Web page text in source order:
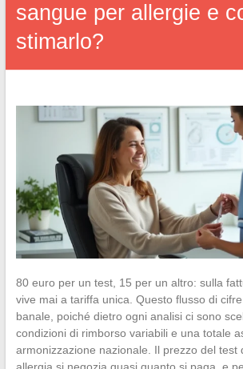
sangue per allergie e
stimarlo?
80 euro per un test, 15 per un altro: sulla
vive mai a tariffa unica. Questo flusso di
banale, poiché dietro ogni analisi ci sono
condizioni di rimborso variabili e una totale
armonizzazione nazionale. Il prezzo del test